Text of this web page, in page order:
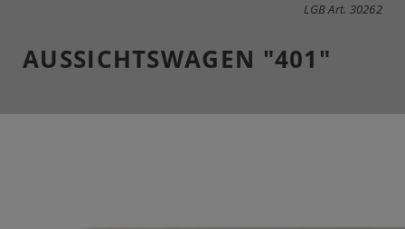
LGB Art. 30262
AUSSICHTSWAGEN "401"